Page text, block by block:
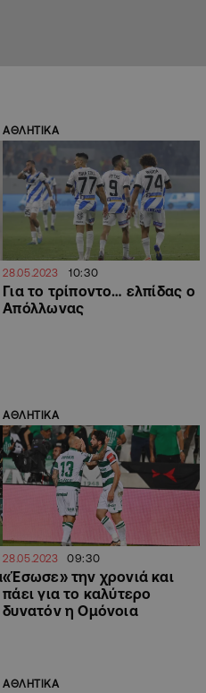
ΑΘΛΗΤΙΚΑ
28.05.2023 10:30
Για το τρίποντο… ελπίδας ο
Απόλλωνας
ΑΘΛΗΤΙΚΑ
28.05.2023 09:30
«Έσωσε» την χρονιά και
πάει για το καλύτερο
δυνατόν η Ομόνοια
ΑΘΛΗΤΙΚΑ